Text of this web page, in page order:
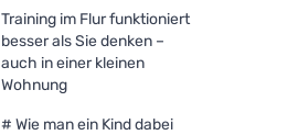
Training im Flur funktioniert
besser als Sie denken –
auch in einer kleinen
Wohnung
# Wie man ein Kind dabei